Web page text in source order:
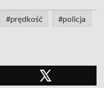
#prędkość #policja